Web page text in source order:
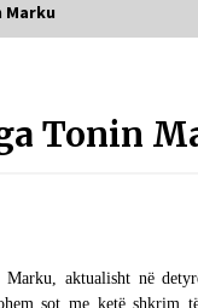
Marku
Tonin
aktualisht në
sot me ketë shkrim